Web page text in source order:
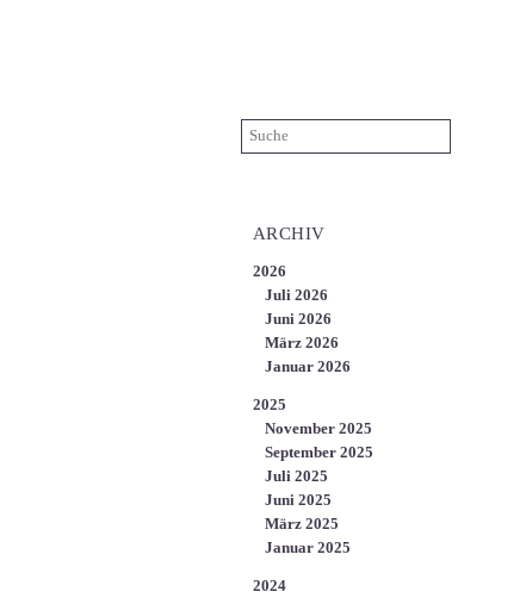
ARCHIV
2026
Juli 2026
Juni 2026
März 2026
Januar 2026
2025
November 2025
September 2025
Juli 2025
Juni 2025
März 2025
Januar 2025
2024